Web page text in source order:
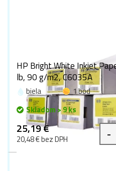
HP Bright White Inkjet
lb, 90 g/m2, C6035A
biela
1 bod
Skladom > 9 ks
25,19 €
20,48 € bez DPH -